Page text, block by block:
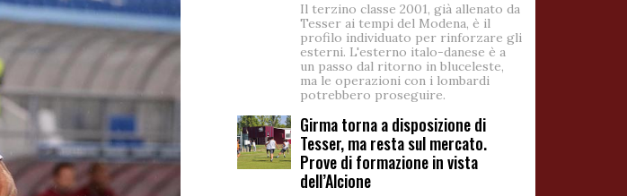
Il terzino classe 2001, già allenato da
Tesser ai tempi del Modena, è il
profilo individuato per rinforzare gli
esterni. L'esterno italo-danese è a
un passo dal ritorno in bluceleste,
ma le operazioni con i lombardi
potrebbero proseguire.
Girma torna a disposizione di
Tesser, ma resta sul mercato.
Prove di formazione in vista
dell’Alcione